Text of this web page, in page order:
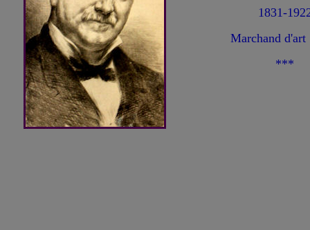
1831-
Marchand d'art
***